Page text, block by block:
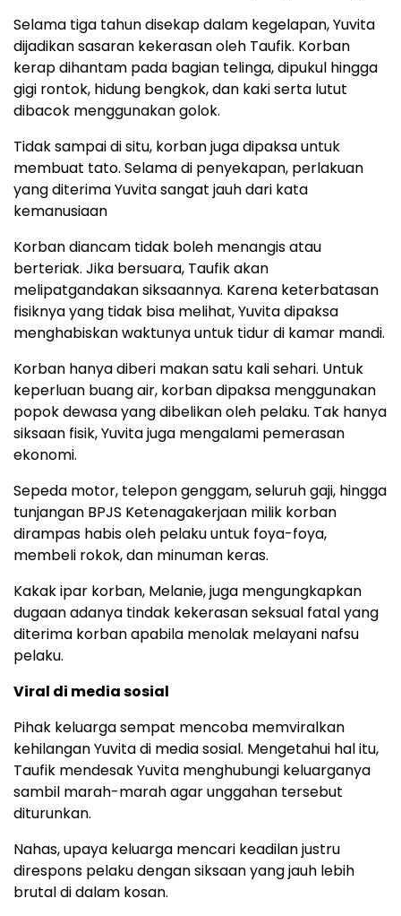
Selama tiga tahun disekap dalam kegelapan, Yuvita
dijadikan sasaran kekerasan oleh Taufik. Korban
kerap dihantam pada bagian telinga, dipukul hingga
gigi rontok, hidung bengkok, dan kaki serta lutut
dibacok menggunakan golok.
Tidak sampai di situ, korban juga dipaksa untuk
membuat tato. Selama di penyekapan, perlakuan
yang diterima Yuvita sangat jauh dari kata
kemanusiaan
Korban diancam tidak boleh menangis atau
berteriak. Jika bersuara, Taufik akan
melipatgandakan siksaannya. Karena keterbatasan
fisiknya yang tidak bisa melihat, Yuvita dipaksa
menghabiskan waktunya untuk tidur di kamar mandi.
Korban hanya diberi makan satu kali sehari. Untuk
keperluan buang air, korban dipaksa menggunakan
popok dewasa yang dibelikan oleh pelaku. Tak hanya
siksaan fisik, Yuvita juga mengalami pemerasan
ekonomi.
Sepeda motor, telepon genggam, seluruh gaji, hingga
tunjangan BPJS Ketenagakerjaan milik korban
dirampas habis oleh pelaku untuk foya-foya,
membeli rokok, dan minuman keras.
Kakak ipar korban, Melanie, juga mengungkapkan
dugaan adanya tindak kekerasan seksual fatal yang
diterima korban apabila menolak melayani nafsu
pelaku.
Viral di media sosial
Pihak keluarga sempat mencoba memviralkan
kehilangan Yuvita di media sosial. Mengetahui hal itu,
Taufik mendesak Yuvita menghubungi keluarganya
sambil marah-marah agar unggahan tersebut
diturunkan.
Nahas, upaya keluarga mencari keadilan justru
direspons pelaku dengan siksaan yang jauh lebih
brutal di dalam kosan.